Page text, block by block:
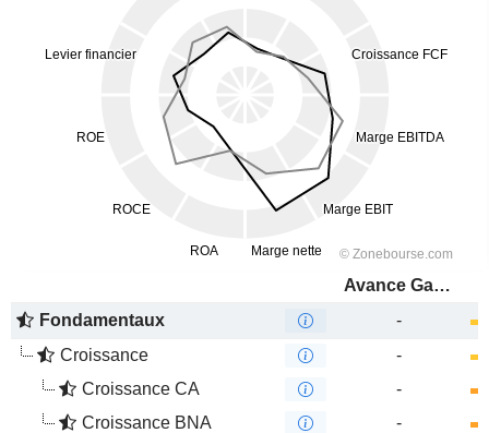
Avance Gas Holding Ltd
Fondamentaux
-
Croissance
-
Croissance CA
-
Croissance BNA
-